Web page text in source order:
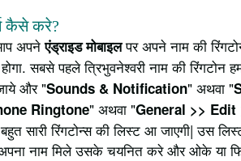
कैसे करे?
आप अपनेएंड्राइड मोबाइलपर अपने नाम की
सबसे पहले त्रिभुवनेश्वरी नाम की रिंगटोन
और "Sounds & Notification" अथवा "
Ringtone" अथवा "General >>
सारी रिंगटोन्स की लिस्ट आ जाएगी| उस
नाम मिले उसके चयनित करे और ओके या